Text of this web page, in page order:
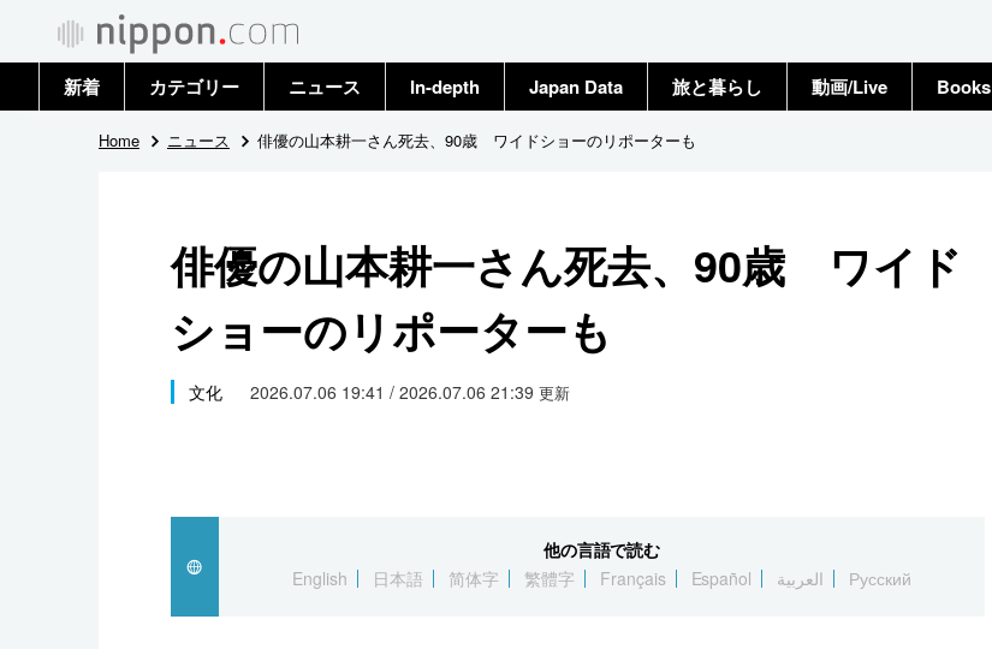
新着 カテゴリー
政治・外交
国際
社会
文化
スポーツ・東京2020
ニュース
トップ
In-depth Japan Data 旅と暮らし 動画/Live Books
Home ニュース 俳優の山本耕一さん死去、90歳 ワイドショーのリポーターも
俳優の山本耕一さん死去、90歳 ワイド
ショーのリポーターも
文化 2026.07.06 19:41 / 2026.07.06 21:39 更新
他の言語で読む
English
日本語 简体字 繁體字 Français Español العربية Русский